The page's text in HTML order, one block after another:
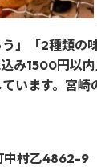
」「2種類の
み1500円以
います。宮
中村乙4862-9